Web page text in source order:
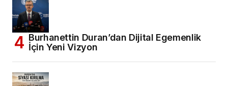
Burhanettin Duran’dan Dijital Egemenlik
İçin Yeni Vizyon